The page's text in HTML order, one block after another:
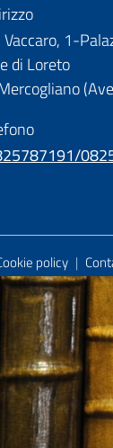
Vaccaro, 1-
di Loreto
Links
policy |